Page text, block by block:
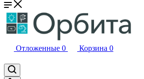
Отложенные 0 Корзина 0